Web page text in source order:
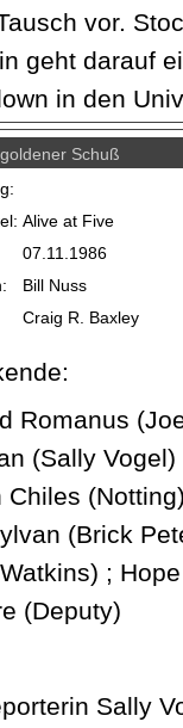
vor.
geht darauf
in den
Schuß
Alive at Five
07.11.1986
Bill Nuss
Craig R. Baxley
Romanus
(Sally
Chiles
(Brick
;
(Deputy)
Sally